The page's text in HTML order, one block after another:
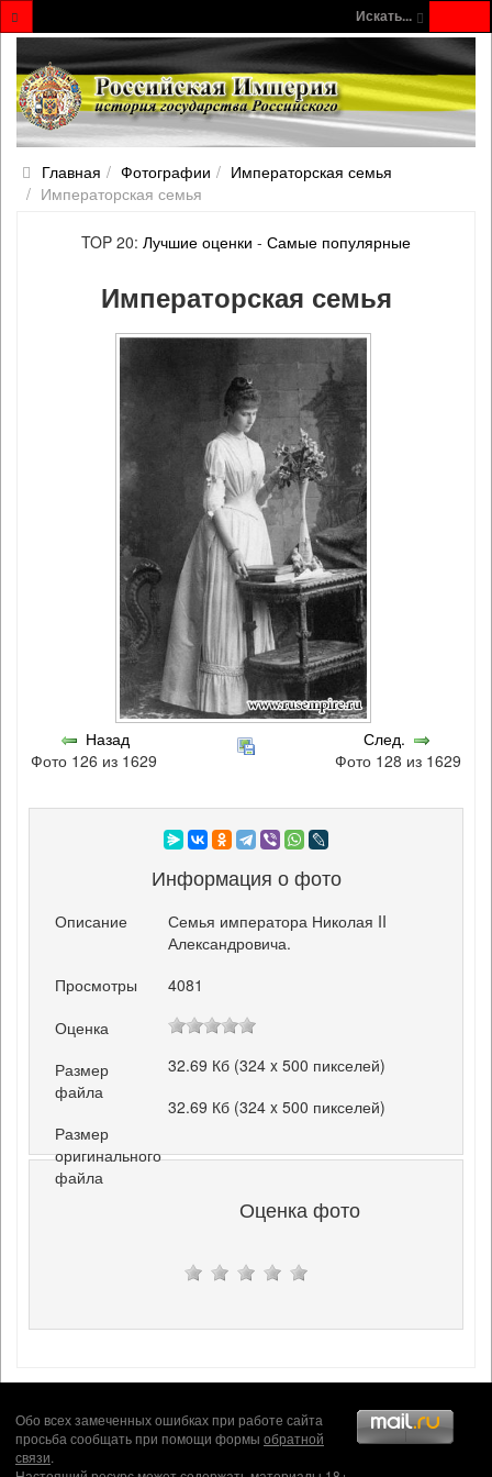
Искать...
Главная Фотографии
Императорская семья
Императорская семья
TOP 20: Лучшие оценки - Самые популярные
Императорская семья
Назад
Фото 126 из 1629
След.
Фото 128 из 1629
Информация о фото
Описание
Семья императора Николая II
Александровича.
Просмотры
4081
Оценка
Размер
файла
32.69 Кб (324 x 500 пикселей)
Размер
оригинального
файла
32.69 Кб (324 x 500 пикселей)
Оценка фото
Обо всех замеченных ошибках при работе сайта
просьба сообщать при помощи формы обратной
связи.